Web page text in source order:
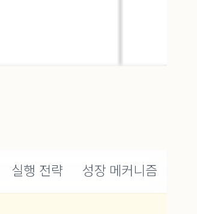
실행 전략 성장 메커니즘